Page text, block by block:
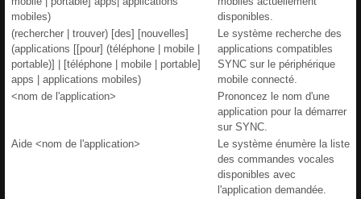
mobiles)
disponibles.
(rechercher | trouver) [des] [nouvelles]
(applications [[pour] (téléphone | mobile |
portable)] | [téléphone | mobile | portable]
apps | applications mobiles)
Le système recherche des
applications compatibles
SYNC sur le périphérique
mobile connecté.
<nom de l'application>
Prononcez le nom d'une
application pour la démarrer
sur SYNC.
Aide <nom de l'application>
Le système énumère la liste
des commandes vocales
disponibles avec
l'application demandée.